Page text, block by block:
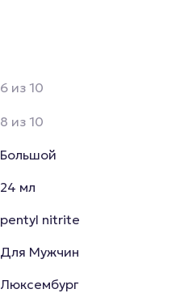
6 из 10
8 из 10
Большой
24 мл
pentyl nitrite
Для Мужчин
Люксембург